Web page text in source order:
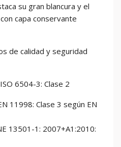
su gran blancura y el
capa conservante
de calidad y seguridad
6504-3: Clase 2
11998: Clase 3 según EN
13501-1: 2007+A1:2010: